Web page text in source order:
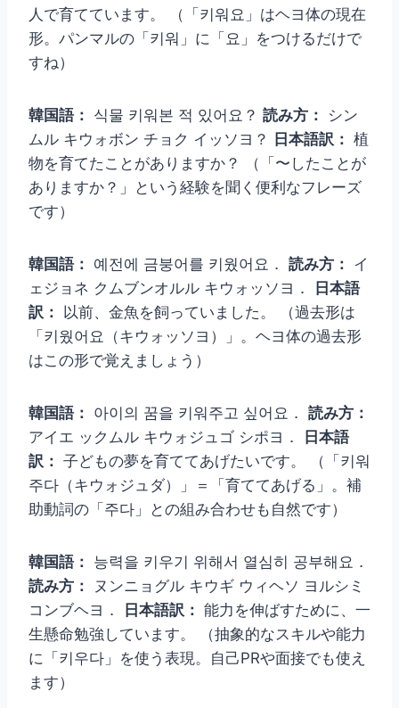
人で育てています。 （「키워요」はヘヨ体の現在
形。パンマルの「키워」に「요」をつけるだけで
すね）
韓国語： 식물 키워본 적 있어요？ 読み方：
シン
ムル キウォボン チョク イッソヨ？ 日本語訳： 植
物を育てたことがありますか？ （「〜したことが
ありますか？」という経験を聞く便利なフレーズ
です）
韓国語： 예전에 금붕어를 키웠어요． 読み方： イ
ェジョネ クムブンオルル キウォッソヨ． 日本語
訳： 以前、金魚を飼っていました。 （過去形は
「키웠어요（キウォッソヨ）」。ヘヨ体の過去形
はこの形で覚えましょう）
韓国語： 아이의 꿈을 키워주고 싶어요． 読み方：
アイエ ックムル キウォジュゴ シポヨ． 日本語
訳： 子どもの夢を育ててあげたいです。 （「키워
주다（キウォジュダ）」＝「育ててあげる」。補
助動詞の「주다」との組み合わせも自然です）
韓国語： 능력을 키우기 위해서 열심히 공부해요．
読み方：
ヌンニョグル キウギ ウィヘソ ヨルシミ
コンブヘヨ． 日本語訳： 能力を伸ばすために、一
生懸命勉強しています。 （抽象的なスキルや能力
に「키우다」を使う表現。自己PRや面接でも使え
ます）